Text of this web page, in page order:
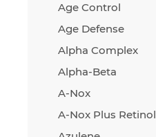
Age Control
Age Defense
Alpha Complex
Alpha-Beta
A-Nox
A-Nox Plus Retinol